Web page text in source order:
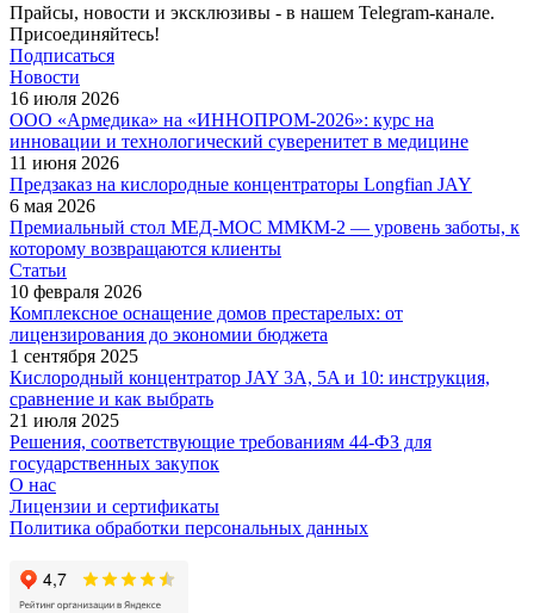
Прайсы, новости и эксклюзивы - в нашем Telegram-канале.
Присоединяйтесь!
Подписаться
Новости
16 июля 2026
ООО «Армедика» на «ИННОПРОМ-2026»: курс на
инновации и технологический суверенитет в медицине
11 июня 2026
Предзаказ на кислородные концентраторы Longfian JAY
6 мая 2026
Премиальный стол МЕД-МОС ММКМ-2 — уровень заботы, к
которому возвращаются клиенты
Статьи
10 февраля 2026
Комплексное оснащение домов престарелых: от
лицензирования до экономии бюджета
1 сентября 2025
Кислородный концентратор JAY 3A, 5A и 10: инструкция,
сравнение и как выбрать
21 июля 2025
Решения, соответствующие требованиям 44-ФЗ для
государственных закупок
О нас
Лицензии и сертификаты
Политика обработки персональных данных